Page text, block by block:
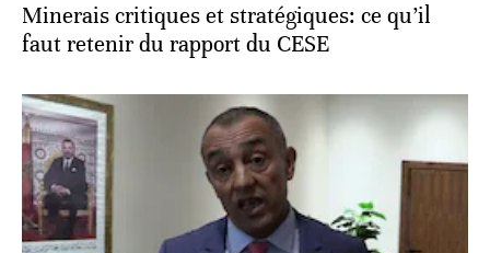
Minerais critiques et stratégiques: ce qu’il
faut retenir du rapport du CESE